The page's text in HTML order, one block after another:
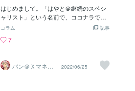
などの音源を聞く▶︎口--- 聞き取れたら音
読するポイントは、カタカナ英語になら
ないように、英語の音の変化や発音を意
識しながら音読することです！自分で再
由② 英語の理解力が足りない知らない単
語が多すぎる。英語の基本の文法がわか
はじめまして。「はやと＠継続のスペシ
ャリスト」という名前で、ココナラでサ
ービスを出品しています。この記事で
紹介をさせていただきます。【自己紹
在住・趣味→読書、サッカー観戦【スキ
ル紹介】・動画編集・コーチング→習慣
記事
コラム
7
バン＠Ｘマネタ
イズのプロ
2022/06/25